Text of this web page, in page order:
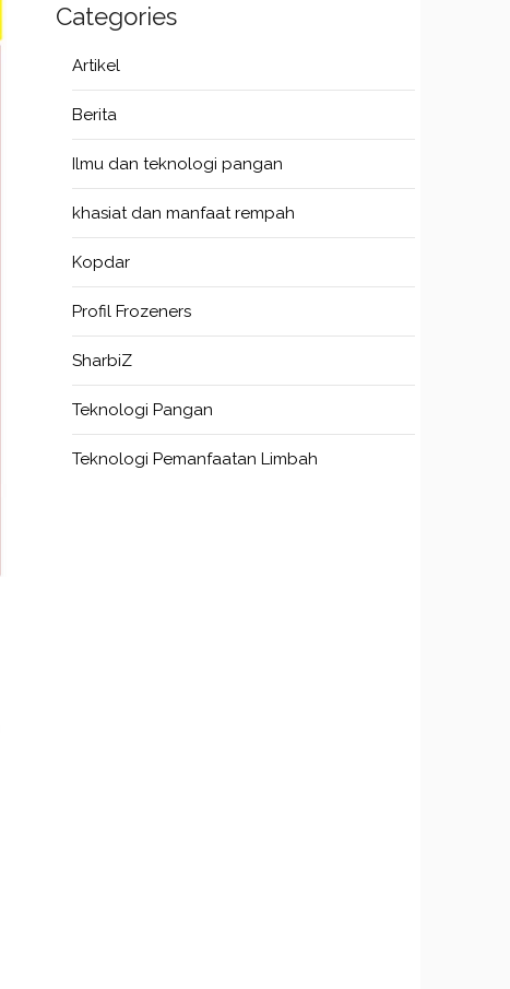
Categories
Artikel
Berita
Ilmu dan teknologi pangan
khasiat dan manfaat rempah
Kopdar
Profil Frozeners
SharbiZ
Teknologi Pangan
Teknologi Pemanfaatan Limbah